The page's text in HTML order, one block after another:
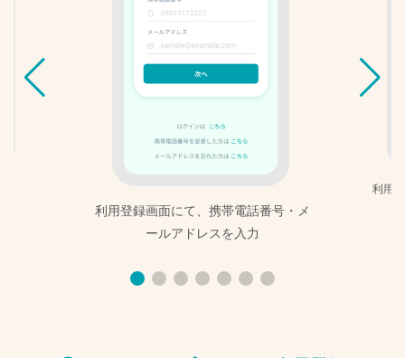
利用登録画面にて、携帯電話番号・メ
ールアドレスを入力
利用